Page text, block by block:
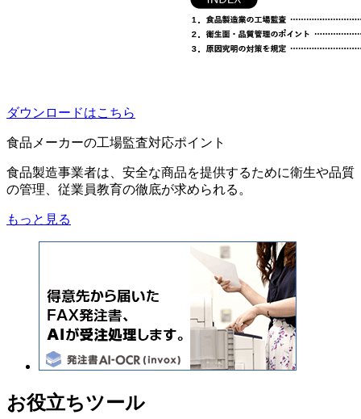
ダウンロードはこちら
食品メーカーの工場監査対応ポイント
食品製造事業者は、安全な商品を提供するために衛生や品質
の管理、従業員教育の徹底が求められる。
もっと見る
お役立ちツール